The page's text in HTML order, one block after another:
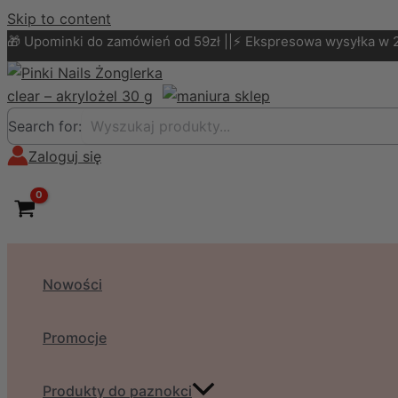
Skip to content
🎁 Upominki do zamówień od 59zł ||⚡ Ekspresowa wysyłka w
Search for:
Zaloguj się
Nowości
Promocje
Produkty do paznokci